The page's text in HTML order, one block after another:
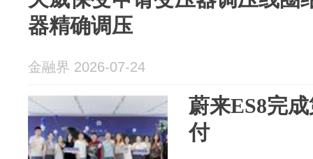
器精确调压
金融界 2026-07-24
蔚来ES8完
付